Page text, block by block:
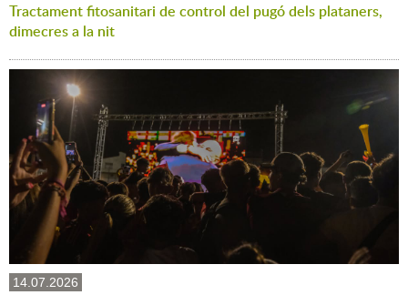
Tractament fitosanitari de control del pugó dels plataners,
dimecres a la nit
14.07.2026